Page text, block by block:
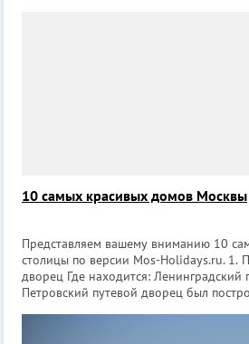
10 самых красивых домов Москвы
Представляем вашему вниманию 10
столицы по версии Mos-Holidays.ru. 1.
дворец Где находится: Ленинградский
Петровский путевой дворец был